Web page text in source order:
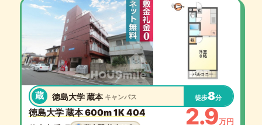
蔵 徳島大学 蔵本 キャンパス 徒歩8分
徳島大学 蔵本 600m 1K 404 2.9万円